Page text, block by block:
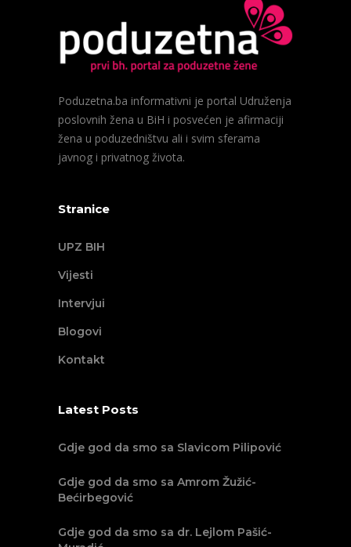
Poduzetna.ba informativni je portal Udruženja
poslovnih žena u BiH i posvećen je afirmaciji
žena u poduzedništvu ali i svim sferama
javnog i privatnog života.
Stranice
UPZ BIH
Vijesti
Intervjui
Blogovi
Kontakt
Latest Posts
Gdje god da smo sa Slavicom Pilipović
Gdje god da smo sa Amrom Žužić-
Bećirbegović
Gdje god da smo sa dr. Lejlom Pašić-